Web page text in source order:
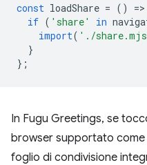
const loadShare = () =>
if ( 'share' in
import( './
}
};
In Fugu Greetings, se
browser supportato come
foglio di condivisione